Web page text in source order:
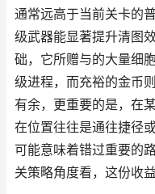
通常远高于当前关卡的
级武器能显著提升清图
础，它所赠与的大量细
级进程，而充裕的金币
有余，更重要的是，在
在位置往往是通往捷径
可能意味着错过重要的
关策略角度看，这份收